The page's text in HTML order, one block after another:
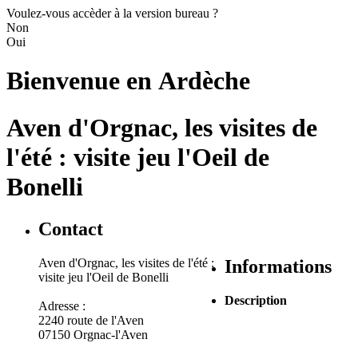
Voulez-vous accèder à la version bureau ?
Non
Oui
Bienvenue en Ardèche
Aven d'Orgnac, les visites de
l'été : visite jeu l'Oeil de
Bonelli
Contact
Aven d'Orgnac, les visites de l'été :
visite jeu l'Oeil de Bonelli
Adresse :
2240 route de l'Aven
07150 Orgnac-l'Aven
Informations
Description